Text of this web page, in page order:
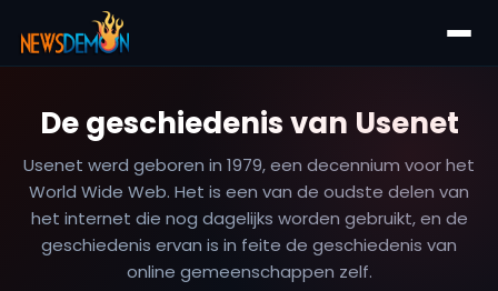
De geschiedenis van Usenet
Usenet werd geboren in 1979, een decennium voor het
World Wide Web. Het is een van de oudste delen van
het internet die nog dagelijks worden gebruikt, en de
geschiedenis ervan is in feite de geschiedenis van
online gemeenschappen zelf.